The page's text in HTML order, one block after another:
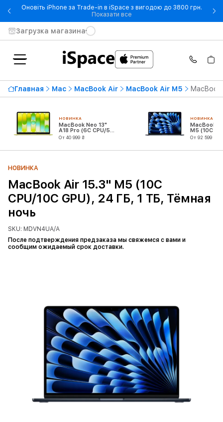
Оновіть iPhone за Trade-in в iSpace з вигодою до 3800 грн.
Показати все- Оновіть iPhone за Trade-in
Загрузка магазина
Главная Mac MacBook Air MacBook Air M5
НОВИНКА
MacBook Neo 13"
A18 Pro (6C CPU/5C
GPU)
От 40 999 ₴
НОВИНКА
MacBook
M5 (10C
GPU)
От 92 599 ₴
НОВИНКА
MacBook Air 15.3" M5 (10C
CPU/10C GPU), 24 ГБ, 1 ТБ, Тёмная
ночь
SKU: MDVN4UA/A
После подтверждения предзаказа мы свяжемся с вами и
сообщим ожидаемый срок доставки.